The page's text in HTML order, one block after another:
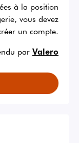
à la position
vous devez
un compte.
par Valero